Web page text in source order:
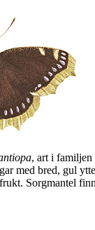
, art i
med bred, gul
Sorgmantel